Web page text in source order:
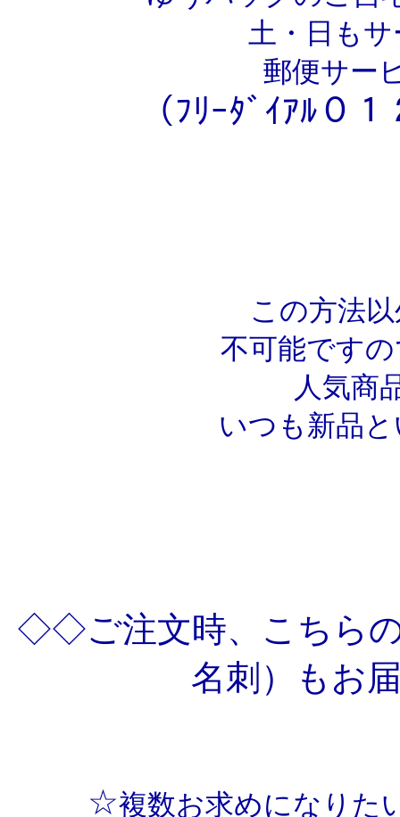
土・日も
郵便サー
（ﾌﾘｰﾀﾞｲｱﾙ０
この方法
不可能です
人気商
いつも新品
◇◇ご注文時、こちら
名刺）もお
☆複数お求めになりた